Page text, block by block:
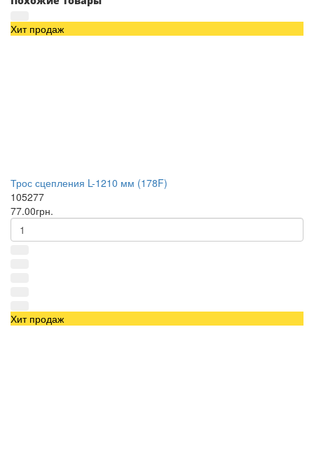
Хит продаж
Трос сцепления L-1210 мм (178F)
105277
77.00грн.
Хит продаж